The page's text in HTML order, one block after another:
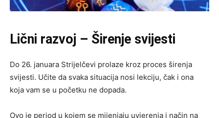
Lični razvoj – Širenje svijesti
Do 26. januara Strijelčevi prolaze kroz proces širenja
svijesti. Učite da svaka situacija nosi lekciju, čak i ona
koja vam se u početku ne dopada.
Ovo je period u kojem se mijenjaju uvjerenja i način na